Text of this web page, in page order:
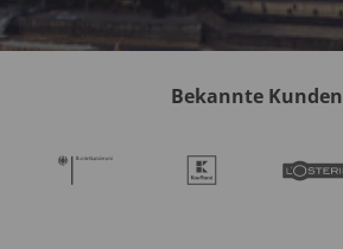
Bekannte Kunden